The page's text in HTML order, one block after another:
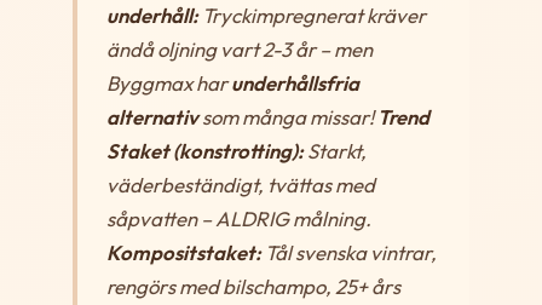
underhåll:Tryckimpregnerat kräver
ändå oljning vart 2-3 år – men
Byggmax harunderhållsfria
alternativsom många missar!Trend
Staket (konstrotting):Starkt,
väderbeständigt, tvättas med
såpvatten – ALDRIG målning.
Kompositstaket:Tål svenska vintrar,
rengörs med bilschampo, 25+ års